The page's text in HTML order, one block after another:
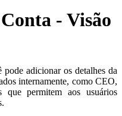
- Visão
adicionar os detalhes da
internamente, como CEO,
permitem aos usuários